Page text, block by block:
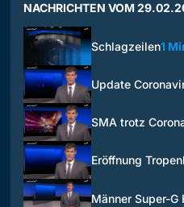
NACHRICHTEN VOM
Schlagzeilen1
Update
SMA trotz
Eröffnung
Männer Super-